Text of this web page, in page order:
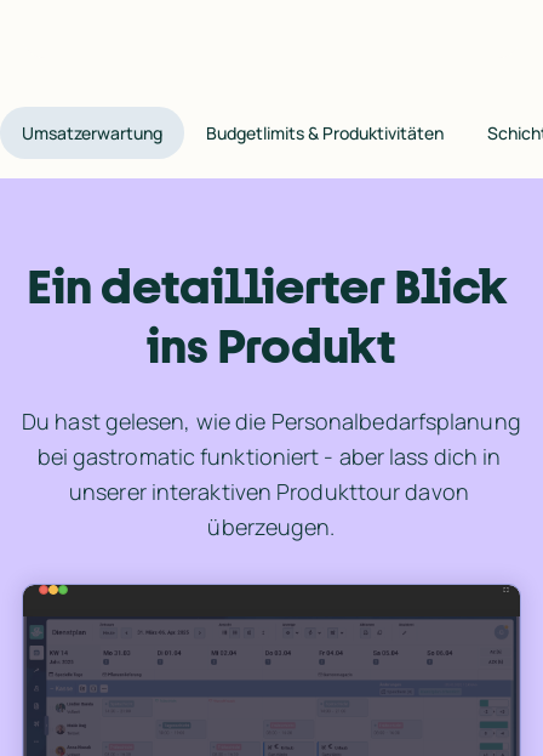
Umsatzerwartung Budgetlimits & Produktivitäten
Umsatzerwartung eingeben
Ein detaillierter Blick
ins Produkt
Du hast gelesen, wie die Personalbedarfsplanung
bei gastromatic funktioniert - aber lass dich in
unserer interaktiven Produkttour davon
überzeugen.